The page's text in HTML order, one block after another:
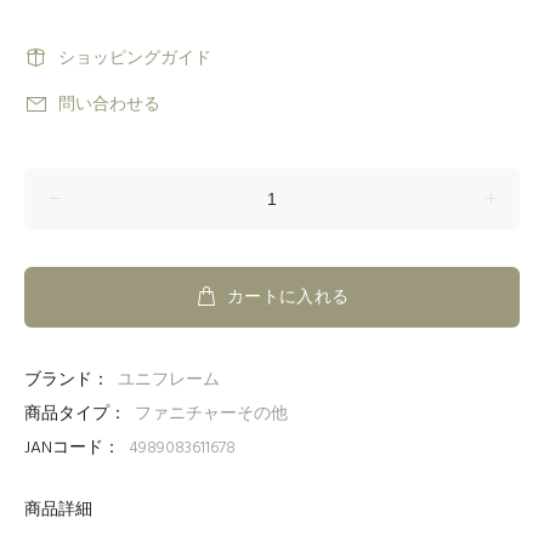
ショッピングガイド
問い合わせる
カートに入れる
ブランド： ユニフレーム
商品タイプ：
ファニチャーその他
JANコード：
4989083611678
商品詳細